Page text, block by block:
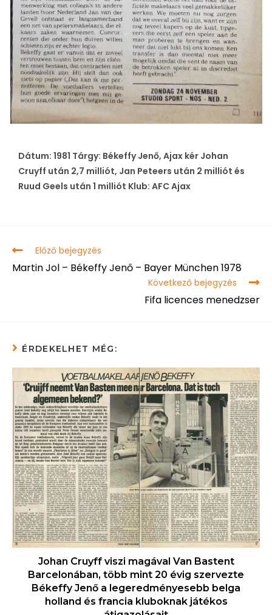
Dátum: 1981 Tárgy: Békeffy Jenő, Ajax kér Johan
Cruyff után 2,7 milliót, Jan Peteers után 2 milliót és
Ruud Geels után 1 milliót Klub: AFC Ajax
Előző bejegyzés
Martin Jol – Békeffy Jenő – Bayer München 1978
Következő bejegyzés
Fifa licences menedzser
ÉRDEKELHET MÉG:
Johan Cruyff viszi magával Van Bastent
Barcelonában, több mint 20 évig szervezte
Békeffy Jenő a legeredményesebb belga
holland és francia kluboknak játékos